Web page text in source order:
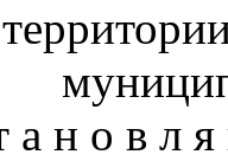
а н о в л